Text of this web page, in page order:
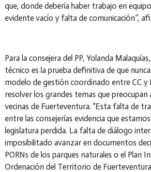
que, donde debería haber trabajo en
evidente vacío y falta de comunicación”,
Para la consejera del PP, Yolanda
técnico es la prueba definitiva de que
modelo de gestión coordinado entre CC y
resolver los grandes temas que preocupan
vecinas de Fuerteventura. “Esta falta de
entre las consejerías evidencia que
legislatura perdida. La falta de diálogo
imposibilitado avanzar en documentos
PORNs de los parques naturales o el Plan
Ordenación del Territorio de Fuerteventura